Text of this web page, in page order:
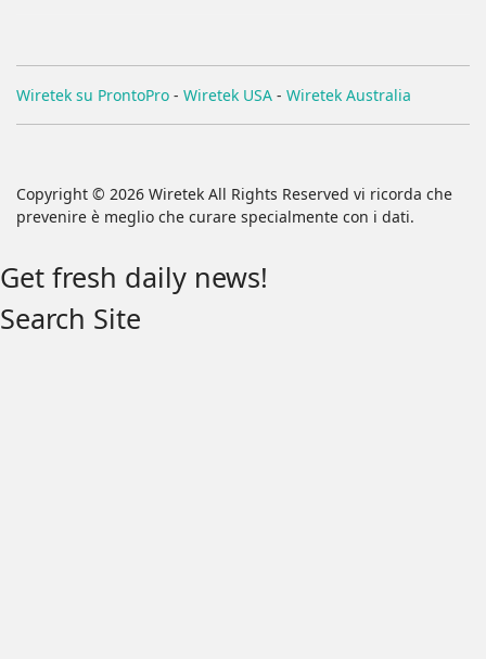
foto con
telecomando
Wiretek su ProntoPro - Wiretek USA - Wiretek Australia
Copyright © 2026 Wiretek All Rights Reserved vi ricorda che
prevenire è meglio che curare specialmente con i dati.
Get fresh daily news!
Search Site